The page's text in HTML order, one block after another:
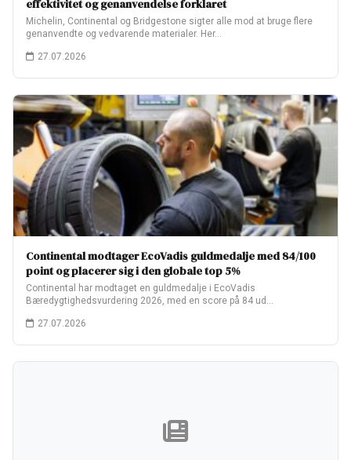
effektivitet og genanvendelse forklaret
Michelin, Continental og Bridgestone sigter alle mod at bruge flere
genanvendte og vedvarende materialer. Her…
27.07.2026
Continental modtager EcoVadis guldmedalje med 84/100
point og placerer sig i den globale top 5%
Continental har modtaget en guldmedalje i EcoVadis
Bæredygtighedsvurdering 2026, med en score på 84 ud…
27.07.2026